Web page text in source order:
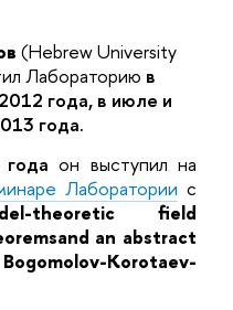
(Hebrew University
Лабораторию в
года, в июле и
года.
он выступил на
Лаборатории с
theoretic field
an abstract
Korotaev-